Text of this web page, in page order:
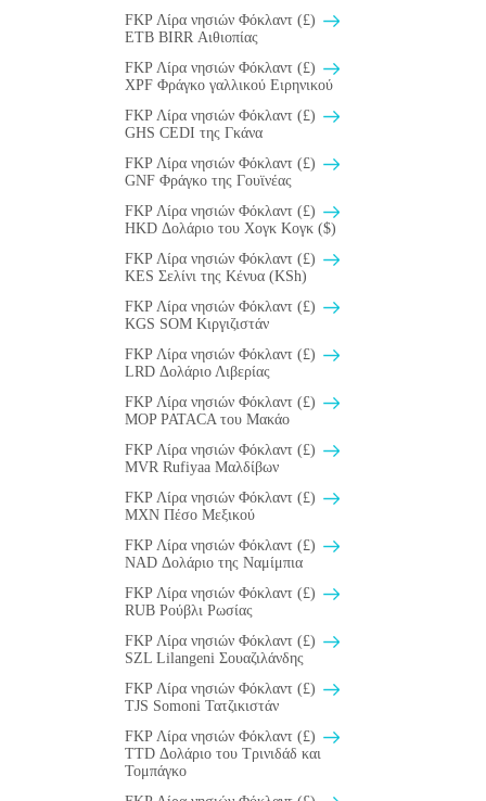
FKP Λίρα νησιών Φόκλαντ (£)
ETB BIRR Αιθιοπίας
FKP Λίρα νησιών Φόκλαντ (£)
XPF Φράγκο γαλλικού Ειρηνικού
FKP Λίρα νησιών Φόκλαντ (£)
GHS CEDI της Γκάνα
FKP Λίρα νησιών Φόκλαντ (£)
GNF Φράγκο της Γουϊνέας
FKP Λίρα νησιών Φόκλαντ (£)
HKD Δολάριο του Χογκ Κογκ ($)
FKP Λίρα νησιών Φόκλαντ (£)
KES Σελίνι της Κένυα (KSh)
FKP Λίρα νησιών Φόκλαντ (£)
KGS SOM Κιργιζιστάν
FKP Λίρα νησιών Φόκλαντ (£)
LRD Δολάριο Λιβερίας
FKP Λίρα νησιών Φόκλαντ (£)
MOP PATACA του Μακάο
FKP Λίρα νησιών Φόκλαντ (£)
MVR Rufiyaa Μαλδίβων
FKP Λίρα νησιών Φόκλαντ (£)
MXN Πέσο Μεξικού
FKP Λίρα νησιών Φόκλαντ (£)
NAD Δολάριο της Ναμίμπια
FKP Λίρα νησιών Φόκλαντ (£)
RUB Ρούβλι Ρωσίας
FKP Λίρα νησιών Φόκλαντ (£)
SZL Lilangeni Σουαζιλάνδης
FKP Λίρα νησιών Φόκλαντ (£)
TJS Somoni Τατζικιστάν
FKP Λίρα νησιών Φόκλαντ (£)
TTD Δολάριο του Τρινιδάδ και
Τομπάγκο